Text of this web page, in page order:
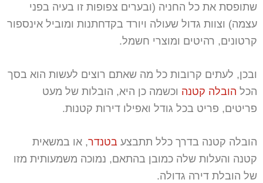
שתופסת את כל החניה (ובערים צפופות זו בעיה בפני
עצמה) וצוות גדול שעולה ויורד בקדחתנות ומוביל אינספור
קרטונים, רהיטים ומוצרי חשמל.
ובכן, לעתים קרובות כל מה שאתם רוצים לעשות הוא בסך
הכל הובלה קטנה וכשמה כן היא, הובלות של מעט
פריטים, פריט בכל גודל ואפילו דירות קטנות.
הובלה קטנה בדרך כלל תתבצע בטנדר, או במשאית
קטנה והעלות שלה כמובן בהתאם, נמוכה משמעותית מזו
של הובלת דירה גדולה.